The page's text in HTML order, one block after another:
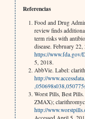
Referencias
Food and Drug
review finds
term risks with
disease. February 22,
https://www.fda.gov/
5, 2018.
AbbVie. Label:
http://
Worst Pills, Best
ZMAX);
http://